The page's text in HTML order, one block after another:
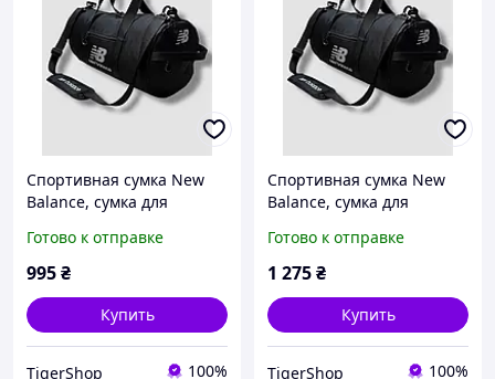
Спортивная сумка New
Balance, сумка для
плечо, дорожная сумка
размер M
Готово к отправке
995₴
Купить
TigerShop 100%
Спортивная сумка New
Balance, сумка для
плечо, дорожная сумка
размер L
Готово к отправке
1 275₴
Купить
TigerShop 100%